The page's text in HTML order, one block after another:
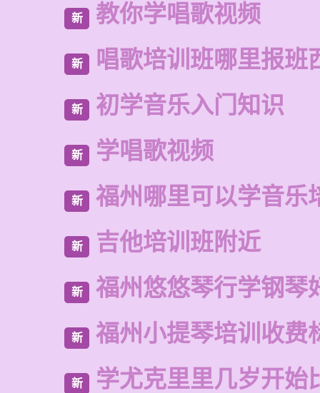
新 教你学唱歌视频
新 唱歌培训班哪里报班
新 初学音乐入门知识
新 学唱歌视频
新 福州哪里可以学音乐
新 吉他培训班附近
新 福州悠悠琴行学钢琴
新 福州小提琴培训收费
新 学尤克里里几岁开始